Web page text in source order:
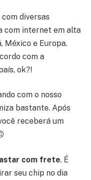
diversas
com internet em alta
México e Europa.
com a
ok?!
com o nosso
bastante. Após
receberá um
com frete. É
seu chip no dia